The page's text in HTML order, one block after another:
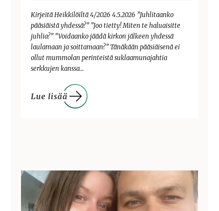
Kirjeitä Heikkilöiltä 4/2026 4.5.2026 ”Juhlitaanko
pääsiäistä yhdessä?” ”Joo tietty! Miten te haluaisitte
juhlia?” ”Voidaanko jäädä kirkon jälkeen yhdessä
laulamaan ja soittamaan?” Tänäkään pääsiäisenä ei
ollut mummolan perinteistä suklaamunajahtia
serkkujen kanssa…